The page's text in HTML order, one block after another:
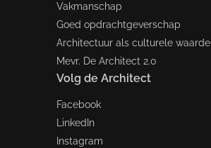
Vakmanschap
Goed opdrachtgeverschap
Architectuur als culturele waarde
Mevr. De Architect 2.0
Volg de Architect
Facebook
LinkedIn
Instagram